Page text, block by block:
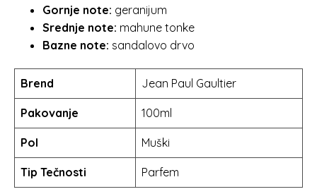
količina
Gornje note: geranijum
Srednje note: mahune tonke
Bazne note: sandalovo drvo
Brend Jean Paul Gaultier
Pakovanje 100ml
Pol Muški
Tip Tečnosti Parfem